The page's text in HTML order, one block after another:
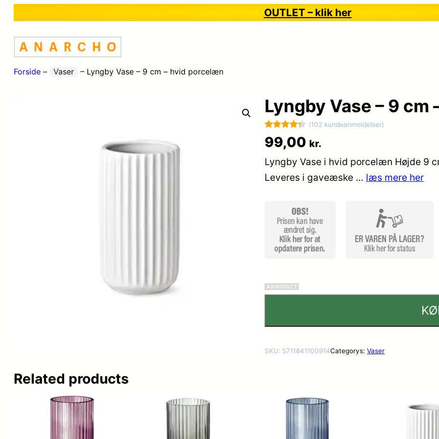
OUTLET – klik her
Forside – Vaser – Lyngby Vase – 9 cm – hvid porcelæn
Lyngby Vase – 9
Bedømt
som4.3
ud af 5
baseret
102
mmelser
(102 kundeanmeldelser)
99,00 kr.
Lyngby Vase i hvid porcelæn Højde 9
Leveres i gaveæske … læs mere her
SKU: 5711841100914Categorys: Vaser
Related products